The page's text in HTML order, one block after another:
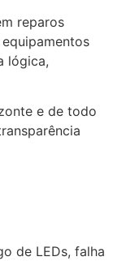
reparos
lógica,
e de todo
de LEDs, falha